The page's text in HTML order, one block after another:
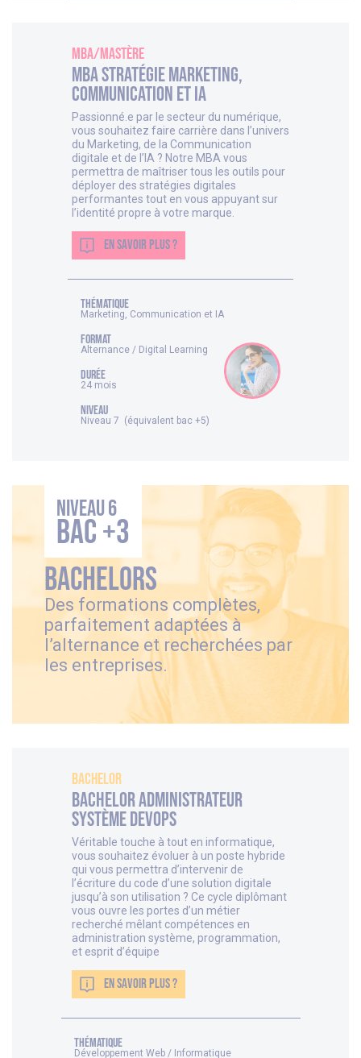
MBA/Mastère
MBA Stratégie Marketing,
Communication et IA
Passionné.e par le secteur du numérique,
vous souhaitez faire carrière dans l’univers
du Marketing, de la Communication
digitale et de l’IA ? Notre MBA vous
permettra de maîtriser tous les outils pour
déployer des stratégies digitales
performantes tout en vous appuyant sur
l’identité propre à votre marque.
EN SAVOIR PLUS ?
thématique
Marketing, Communication et IA
FORMAT
Alternance / Digital Learning
DURÉE
24 mois
NIVEAU
Niveau 7 (équivalent bac +5)
Niveau 6
BAC +3
Bachelors
Des formations complètes,
parfaitement adaptées à
l’alternance et recherchées par
les entreprises.
Bachelor
Bachelor Administrateur
système DevOps
Véritable touche à tout en informatique,
vous souhaitez évoluer à un poste hybride
qui vous permettra d’intervenir de
l’écriture du code d’une solution digitale
jusqu’à son utilisation ? Ce cycle diplômant
vous ouvre les portes d’un métier
recherché mêlant compétences en
administration système, programmation,
et esprit d’équipe
EN SAVOIR PLUS ?
thématique
Développement Web / Informatique